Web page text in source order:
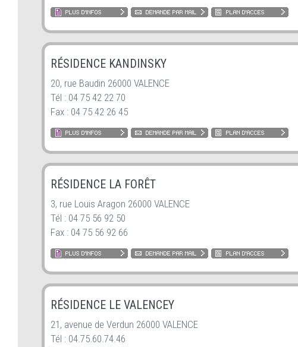
RÉSIDENCE KANDINSKY
20, rue Baudin 26000 VALENCE
Tél : 04 75 42 22 70
Fax : 04 75 42 26 45
RÉSIDENCE LA FORÊT
3, rue Louis Aragon 26000 VALENCE
Tél : 04 75 56 92 50
Fax : 04 75 56 92 66
RÉSIDENCE LE VALENCEY
21, avenue de Verdun 26000 VALENCE
Tél : 04.75.60.74.46